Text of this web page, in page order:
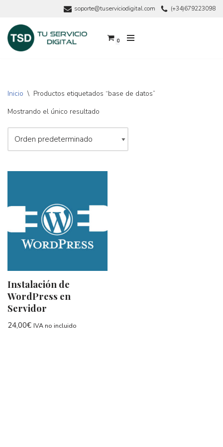
Saltar
al
contenido
soporte@tuserviciodigital.com (+34)679223098
0
Inicio \ Productos etiquetados “base de datos”
Mostrando el único resultado
Instalación de
WordPress en
Servidor
24,00€ IVA no incluido